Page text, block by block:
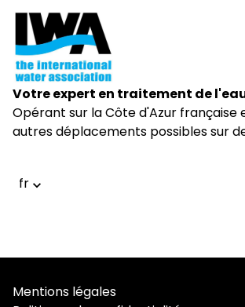
Votre expert en traitement de
Opérant sur la Côte d'Azur française
autres déplacements possibles sur
fr
en
Mentions légales